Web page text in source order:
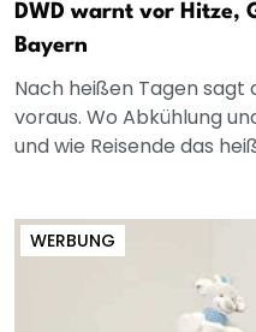
DWD warnt vor Hitze,
Bayern
Nach heißen Tagen sagt
voraus. Wo Abkühlung
und wie Reisende das
WERBUNG